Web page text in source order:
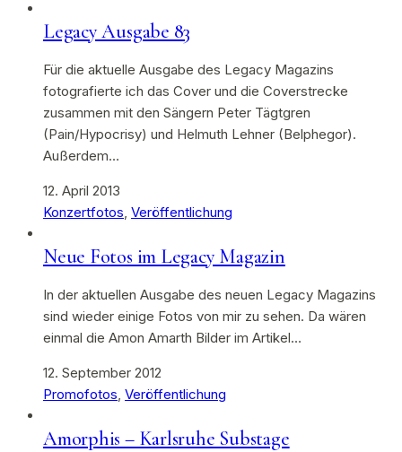
Legacy Ausgabe 83
Für die aktuelle Ausgabe des Legacy Magazins
fotografierte ich das Cover und die Coverstrecke
zusammen mit den Sängern Peter Tägtgren
(Pain/Hypocrisy) und Helmuth Lehner (Belphegor).
Außerdem…
12. April 2013
Konzertfotos, Veröffentlichung
Neue Fotos im Legacy Magazin
In der aktuellen Ausgabe des neuen Legacy Magazins
sind wieder einige Fotos von mir zu sehen. Da wären
einmal die Amon Amarth Bilder im Artikel…
12. September 2012
Promofotos, Veröffentlichung
Amorphis – Karlsruhe Substage